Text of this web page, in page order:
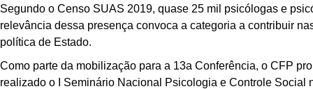
Segundo o Censo SUAS 2019, quase 25 mil psicólogas e
relevância dessa presença convoca a categoria a contribuir
política de Estado.
Como parte da mobilização para a 13a Conferência, o CFP
realizado o I Seminário Nacional Psicologia e Controle